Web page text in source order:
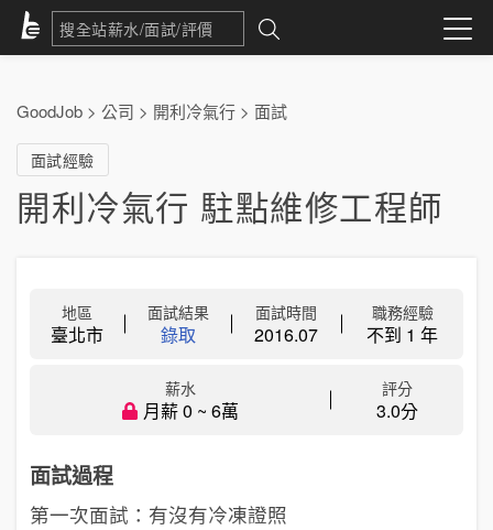
GoodJob > 公司 > 開利冷氣行 > 面試
面試經驗
開利冷氣行 駐點維修工程師
地區
臺北市
面試結果
錄取
面試時間
2016.07
職務經驗
不到 1 年
薪水
月薪 0 ~ 6萬
評分
3.0分
面試過程
第一次面試：有沒有冷凍證照